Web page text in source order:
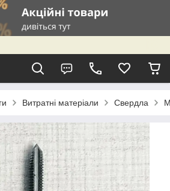
Витратні матеріали Свердла